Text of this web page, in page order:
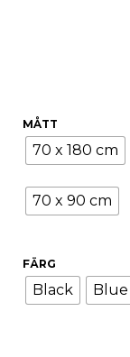
MÅTT
70 x 180 cm
70 x 90 cm
FÄRG
Black Blue